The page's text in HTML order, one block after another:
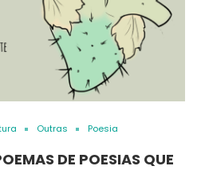
Outras Poesia
DE POESIAS QUE